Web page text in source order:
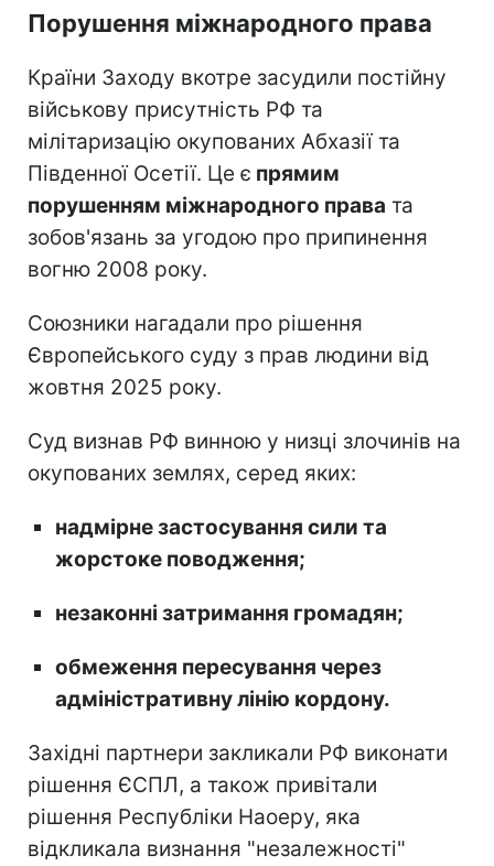
Порушення міжнародного права
Країни Заходу вкотре засудили постійну
військову присутність РФ та
мілітаризацію окупованих Абхазії та
Південної Осетії. Це є прямим
порушенням міжнародного права та
зобов'язань за угодою про припинення
вогню 2008 року.
Союзники нагадали про рішення
Європейського суду з прав людини від
жовтня 2025 року.
Суд визнав РФ винною у низці злочинів на
окупованих землях, серед яких:
надмірне застосування сили та
жорстоке поводження;
незаконні затримання громадян;
обмеження пересування через
адміністративну лінію кордону.
Західні партнери закликали РФ виконати
рішення ЄСПЛ, а також привітали
рішення Республіки Наоеру, яка
відкликала визнання "незалежності"